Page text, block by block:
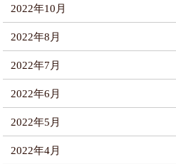
2022年10月
2022年8月
2022年7月
2022年6月
2022年5月
2022年4月